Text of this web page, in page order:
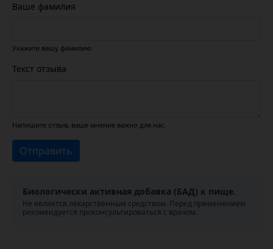
Ваше фамилия
Укажите вашу фамилию
Текст отзыва
Напишите отзыв, ваше мнение важно для нас.
Отправить
Биологически активная добавка (БАД) к пище.
Не является лекарственным средством. Перед применением
рекомендуется проконсультироваться с врачом.